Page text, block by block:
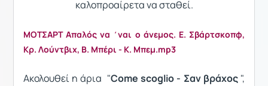
καλοπροαίρετα να σταθεί.
ΜΟΤΣΑΡΤ Απαλός να ΄ναι ο άνεμος. Ε. Σβάρτσκοπφ,
Κρ. Λούντβιχ, Β. Μπέρι - Κ. Μπεμ.mp3
Ακολουθεί η άρια "Come scoglio - Σαν βράχος",